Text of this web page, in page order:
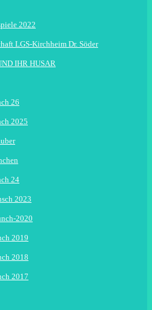
2022
LGS-Kirchheim Dr. Söder
IHR HUSAR
26
2025
24
2023
2020
2019
2018
2017